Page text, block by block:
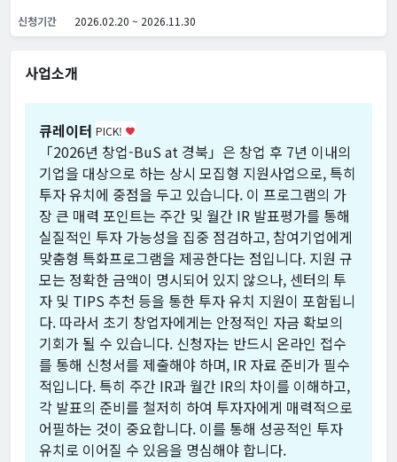
신청기간
2026.02.20 ~ 2026.11.30
사업소개
큐레이터 PICK! favorite
「2026년 창업-BuS at 경북」은 창업 후 7년 이내의
기업을 대상으로 하는 상시 모집형 지원사업으로, 특히
투자 유치에 중점을 두고 있습니다. 이 프로그램의 가
장 큰 매력 포인트는 주간 및 월간 IR 발표평가를 통해
실질적인 투자 가능성을 집중 점검하고, 참여기업에게
맞춤형 특화프로그램을 제공한다는 점입니다. 지원 규
모는 정확한 금액이 명시되어 있지 않으나, 센터의 투
자 및 TIPS 추천 등을 통한 투자 유치 지원이 포함됩니
다. 따라서 초기 창업자에게는 안정적인 자금 확보의
기회가 될 수 있습니다. 신청자는 반드시 온라인 접수
를 통해 신청서를 제출해야 하며, IR 자료 준비가 필수
적입니다. 특히 주간 IR과 월간 IR의 차이를 이해하고,
각 발표의 준비를 철저히 하여 투자자에게 매력적으로
어필하는 것이 중요합니다. 이를 통해 성공적인 투자
유치로 이어질 수 있음을 명심해야 합니다.